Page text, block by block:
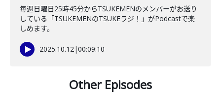
毎週日曜日25時45分からTSUKEMENのメンバーがお送り
している「TSUKEMENのTSUKEラジ！」がPodcastで楽
しめます。
2025.10.12|00:09:10
Other Episodes